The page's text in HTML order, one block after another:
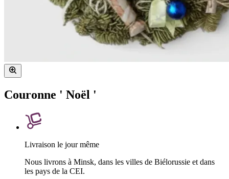
Couronne ' Noël '
Livraison le jour même
Nous livrons à Minsk, dans les villes de Biélorussie et dans
les pays de la CEI.